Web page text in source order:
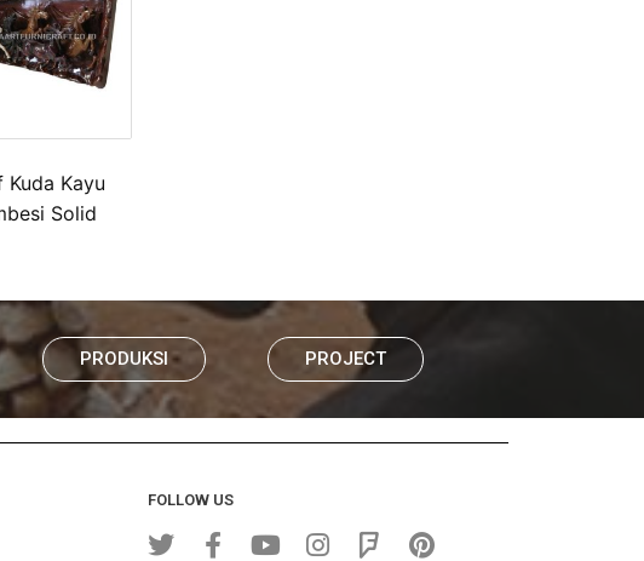
Kuda Kayu
Solid
PRODUKSI PROJECT
FOLLOW US